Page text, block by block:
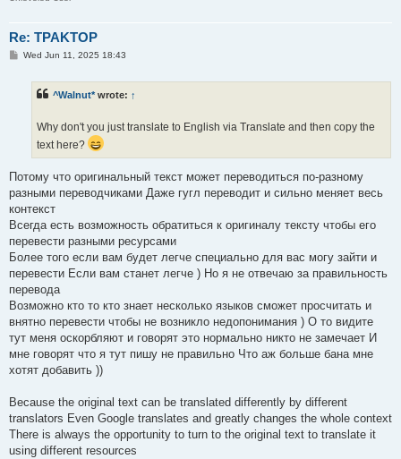
Re: TPAKTOP
PWed Jun 11, 2025 18:43
^Walnut*wrote: ↑
Why don't you just translate to English via Translate and then copy the
text here?
Потому что оригинальный текст может переводиться по-разному
разными переводчиками Даже гугл переводит и сильно меняет весь
контекст
Всегда есть возможность обратиться к оригиналу тексту чтобы его
перевести разными ресурсами
Более того если вам будет легче специально для вас могу зайти и
перевести Если вам станет легче ) Но я не отвечаю за правильность
перевода
Возможно кто то кто знает несколько языков сможет просчитать и
внятно перевести чтобы не возникло недопонимания ) О то видите
тут меня оскорбляют и говорят это нормально никто не замечает И
мне говорят что я тут пишу не правильно Что аж больше бана мне
хотят добавить ))
Because the original text can be translated differently by different
translators Even Google translates and greatly changes the whole context
There is always the opportunity to turn to the original text to translate it
using different resources